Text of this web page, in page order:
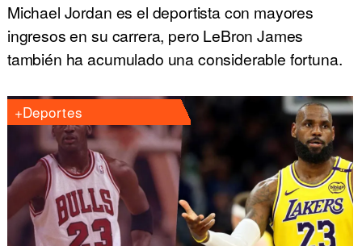
Michael Jordan es el deportista con mayores
ingresos en su carrera, pero LeBron James
también ha acumulado una considerable fortuna.
+Deportes